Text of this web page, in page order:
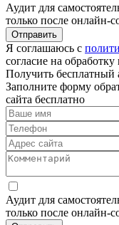
Аудит для
только после онлайн-
Отправить
Я соглашаюсь с
согласие на
Получить бесплатный
Заполните форму
сайта бесплатно
Аудит для
только после онлайн-